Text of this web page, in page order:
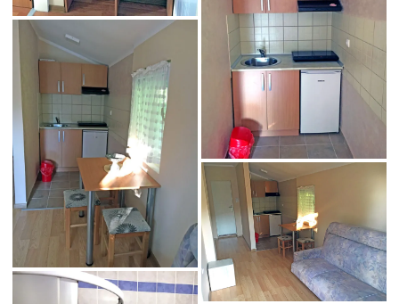
Apartman 11 vila
Andreea 2 u Sokobanji
Apartman 11 vila
Andreea 2 u Sokobanji
Apartman 11 vila
Andreea 2 u Sokobanji